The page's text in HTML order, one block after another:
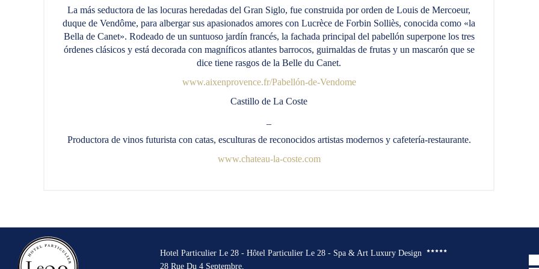
La más seductora de las locuras heredadas del Gran Siglo, fue construida por orden de Louis de Mercoeur,
duque de Vendôme, para albergar sus apasionados amores con Lucrèce de Forbin Solliès, conocida como «la
Bella de Canet». Rodeado de un suntuoso jardín francés, la fachada principal del pabellón superpone los tres
órdenes clásicos y está decorada con magníficos atlantes barrocos, guirnaldas de frutas y un mascarón que se
dice tiene rasgos de la Belle du Canet.
www.aixenprovence.fr/Pabellón-de-Vendome
Castillo de La Coste
Productora de vinos futurista con catas, esculturas de reconocidos artistas modernos y cafetería-restaurante.
www.chateau-la-coste.com
Hotel Particulier Le 28 - Hôtel Particulier Le 28 - Spa & Art Luxury Design
28 Rue Du 4 Septembre,